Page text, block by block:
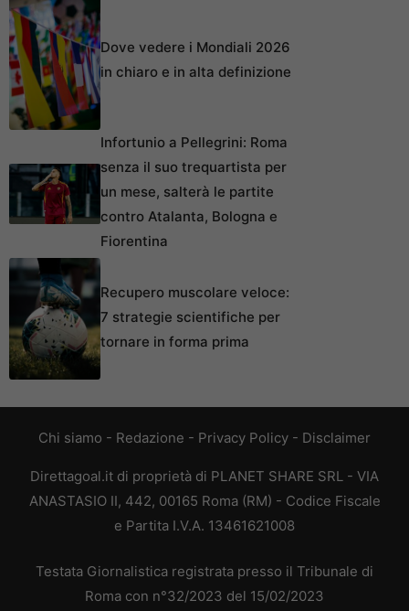
Dove vedere i Mondiali 2026
in chiaro e in alta definizione
Infortunio a Pellegrini: Roma
senza il suo trequartista per
un mese, salterà le partite
contro Atalanta, Bologna e
Fiorentina
Recupero muscolare veloce:
7 strategie scientifiche per
tornare in forma prima
Chi siamo - Redazione - Privacy Policy - Disclaimer
Direttagoal.it di proprietà di PLANET SHARE SRL - VIA
ANASTASIO II, 442, 00165 Roma (RM) - Codice Fiscale
e Partita I.V.A. 13461621008
Testata Giornalistica registrata presso il Tribunale di
Roma con n°32/2023 del 15/02/2023